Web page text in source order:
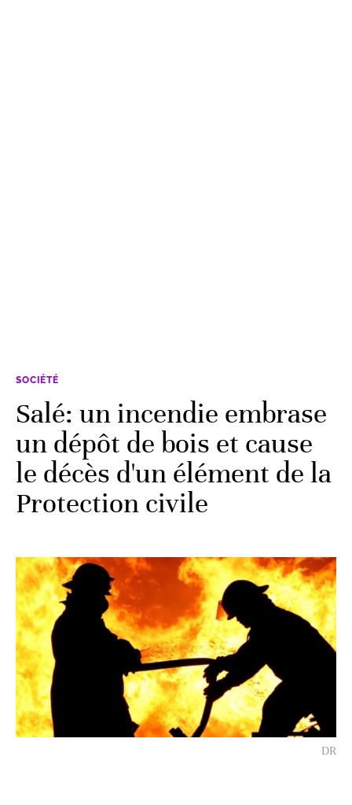
SOCIÉTÉ
Salé: un incendie embrase
un dépôt de bois et cause
le décès d'un élément de la
Protection civile
DR